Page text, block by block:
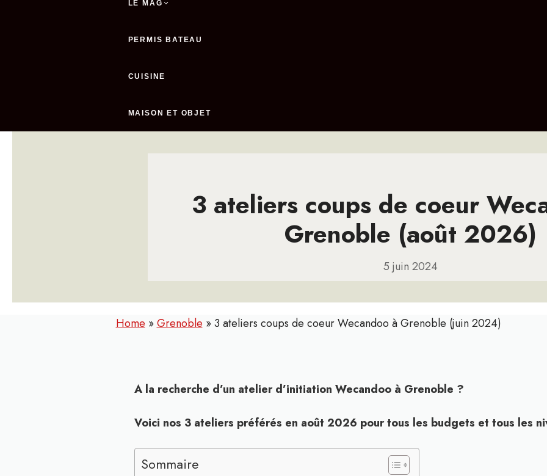
LE MAG
PERMIS BATEAU
CUISINE
MAISON ET OBJET
3 ateliers coups de coeur
Grenoble (août 2026)
5 juin 2024
Home »Grenoble »3 ateliers coups de coeur Wecandoo à Grenoble (juin 2024)
A la recherche d’un atelier d’initiation Wecandoo à Grenoble ?
Voici nos 3 ateliers préférés en août 2026 pour tous les budgets et tous les
Sommaire